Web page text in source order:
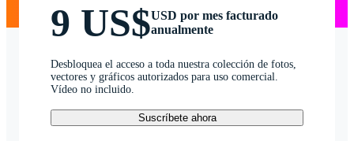
9 US$USD por mes facturado
anualmente
Desbloquea el acceso a toda nuestra colección de fotos,
vectores y gráficos autorizados para uso comercial.
Vídeo no incluido.
Suscríbete ahora